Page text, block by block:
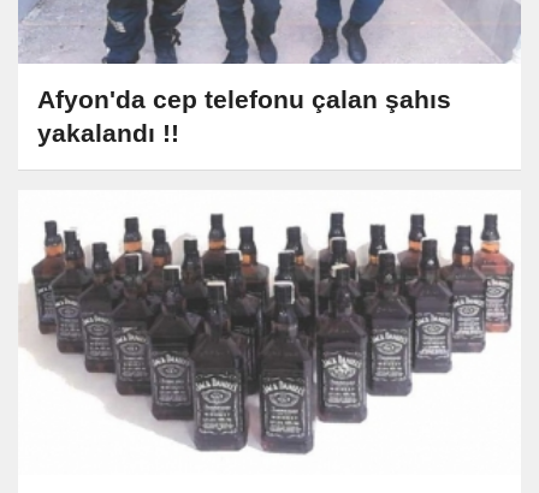
Afyon'da cep telefonu çalan şahıs
yakalandı !!